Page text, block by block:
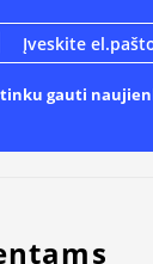
gauti